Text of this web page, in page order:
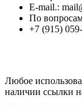
E-mail.:
По
+7 (915)
Любое
наличии ссылки